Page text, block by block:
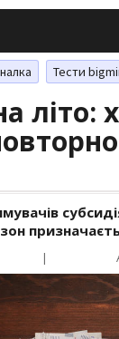
Тести
літо:
|